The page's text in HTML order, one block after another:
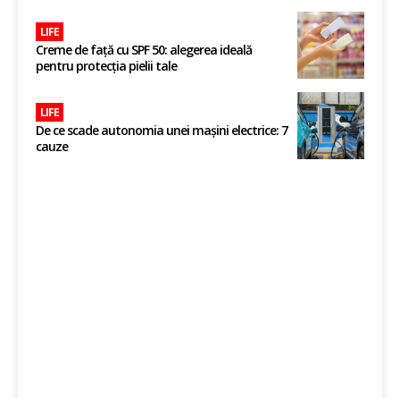
LIFE
Creme de față cu SPF 50: alegerea ideală
pentru protecția pielii tale
LIFE
De ce scade autonomia unei mașini electrice: 7
cauze